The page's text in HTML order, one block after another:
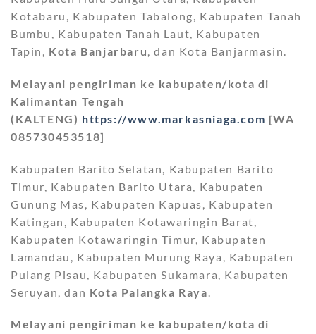
Kotabaru, Kabupaten Tabalong, Kabupaten Tanah
Bumbu, Kabupaten Tanah Laut, Kabupaten
Tapin, Kota Banjarbaru, dan Kota Banjarmasin.
Melayani pengiriman ke kabupaten/kota di
Kalimantan Tengah
(KALTENG) https://www.markasniaga.com [WA
085730453518]
Kabupaten Barito Selatan, Kabupaten Barito
Timur, Kabupaten Barito Utara, Kabupaten
Gunung Mas, Kabupaten Kapuas, Kabupaten
Katingan, Kabupaten Kotawaringin Barat,
Kabupaten Kotawaringin Timur, Kabupaten
Lamandau, Kabupaten Murung Raya, Kabupaten
Pulang Pisau, Kabupaten Sukamara, Kabupaten
Seruyan, dan Kota Palangka Raya
Melayani pengiriman ke kabupaten/kota di